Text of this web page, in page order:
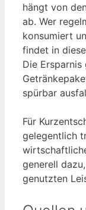
hängt von
ab. Wer
konsumiert
findet in
Die
spürbar
Für
gelegentlich
generell
genutzten